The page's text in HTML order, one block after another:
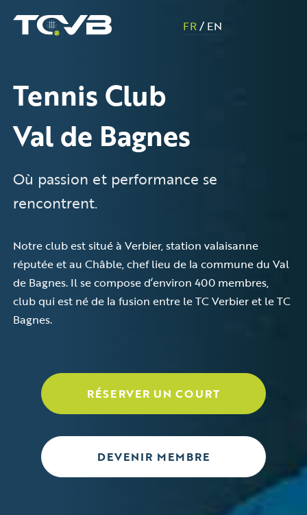
FR/EN
Tennis Club
Val de Bagnes
Où passion et performance se
rencontrent.
Notre club est situé à Verbier, station valaisanne
réputée et au Châble, chef lieu de la commune du Val
de Bagnes. Il se compose d’environ 400 membres,
club qui est né de la fusion entre le TC Verbier et le TC
Bagnes.
RÉSERVER UN COURT
DEVENIR MEMBRE